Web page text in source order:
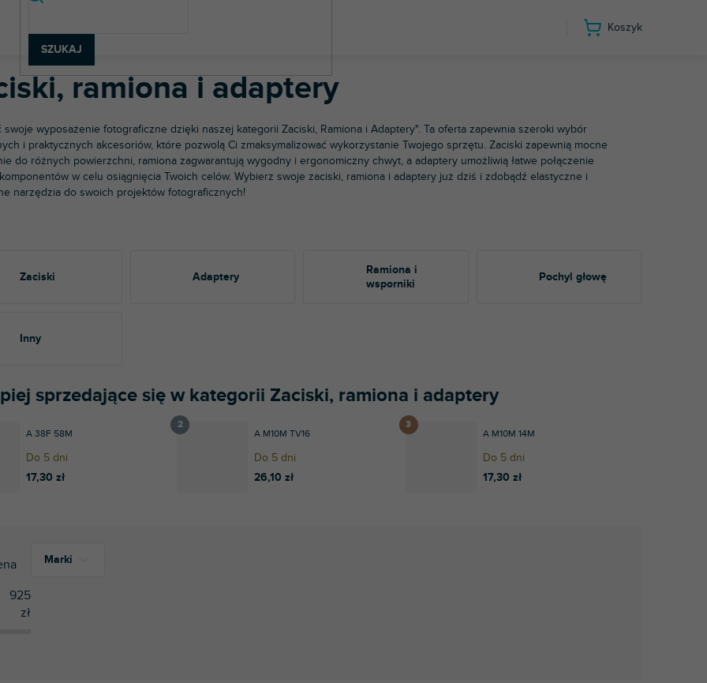
SZUKAJ
Koszyk
fotograficzny i wideo
ramiona i adaptery
swoje wyposażenie fotograficzne dzięki naszej kategorii Zaciski, Ramiona i Adaptery". Ta oferta zapewnia szeroki wybór
i praktycznych akcesoriów, które pozwolą Ci zmaksymalizować wykorzystanie Twojego sprzętu. Zaciski zapewnią mocne
do różnych powierzchni, ramiona zagwarantują wygodny i ergonomiczny chwyt, a adaptery umożliwią łatwe połączenie
w celu osiągnięcia Twoich celów. Wybierz swoje zaciski, ramiona i adaptery już dziś i zdobądź elastyczne i
narzędzia do swoich projektów fotograficznych!
Zaciski Adaptery
Ramiona i
wsporniki
Pochyl głowę
Inny
sprzedające się w kategorii Zaciski, ramiona i adaptery
A 38F 58M
Do 5 dni
17,30 zł
A M10M TV16
Do 5 dni
26,10 zł
A M10M 14M
Do 5 dni
17,30 zł
925
zł
Marki